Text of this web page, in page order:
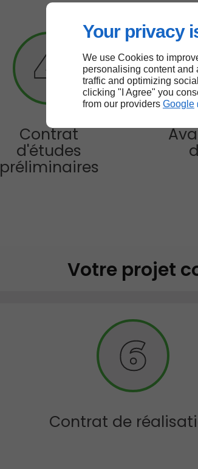
Your privacy
We use Cookies to
personalising content and
traffic and optimizing
clicking "I Agree" you
from our providers Google
Contrat
d'études
préliminaires
Votre projet
Contrat de